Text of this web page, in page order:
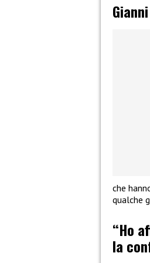
che
qualche
“Ho
la